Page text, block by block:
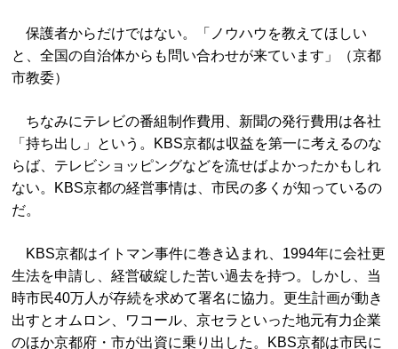
保護者からだけではない。「ノウハウを教えてほしい
と、全国の自治体からも問い合わせが来ています」（京都
市教委）
ちなみにテレビの番組制作費用、新聞の発行費用は各社
「持ち出し」という。KBS京都は収益を第一に考えるのな
らば、テレビショッピングなどを流せばよかったかもしれ
ない。KBS京都の経営事情は、市民の多くが知っているの
だ。
KBS京都はイトマン事件に巻き込まれ、1994年に会社更
生法を申請し、経営破綻した苦い過去を持つ。しかし、当
時市民40万人が存続を求めて署名に協力。更生計画が動き
出すとオムロン、ワコール、京セラといった地元有力企業
のほか京都府・市が出資に乗り出した。KBS京都は市民に